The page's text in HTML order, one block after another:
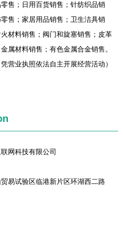
售；日用百货销售；针纺织品销
售；家居用品销售；卫生洁具销
材料销售；阀门和旋塞销售；皮革
属材料销售；有色金属合金销售。
营业执照依法自主开展经营活动）
网科技有限公司
易试验区临港新片区环湖西二路